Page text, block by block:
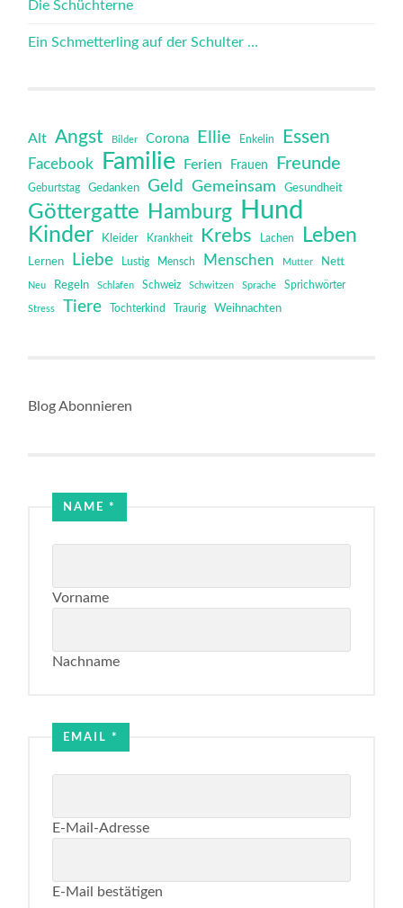
Die Schüchterne
Ein Schmetterling auf der Schulter …
Alt Angst Bilder Corona Ellie Enkelin Essen
Facebook Familie Ferien Frauen Freunde
Geburtstag Gedanken Geld Gemeinsam Gesundheit
Göttergatte Hamburg Hund
Kinder Kleider Krankheit Krebs Lachen Leben
Lernen Liebe Lustig Mensch Menschen Mutter Nett
Neu Regeln Schlafen Schweiz Schwitzen Sprache Sprichwörter
Stress Tiere Tochterkind Traurig Weihnachten
Blog Abonnieren
NAME*
Vorname
Nachname
Email
EMAIL*
E-Mail-Adresse
E-Mail bestätigen